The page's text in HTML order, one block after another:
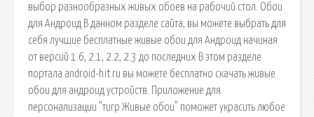
выбор разнообразных живых обоев на рабочий стол. Обои
для Андроид В данном разделе сайта, вы можете выбрать для
себя лучшие бесплатные живые обои для Андроид начиная
от версий 1.6, 2.1, 2.2, 2.3 до последних В этом разделе
портала android-hit.ru вы можете бесплатно скачать живые
обои для андроид устройств. Приложение для
персонализации "тигр Живые обои" поможет украсить любое